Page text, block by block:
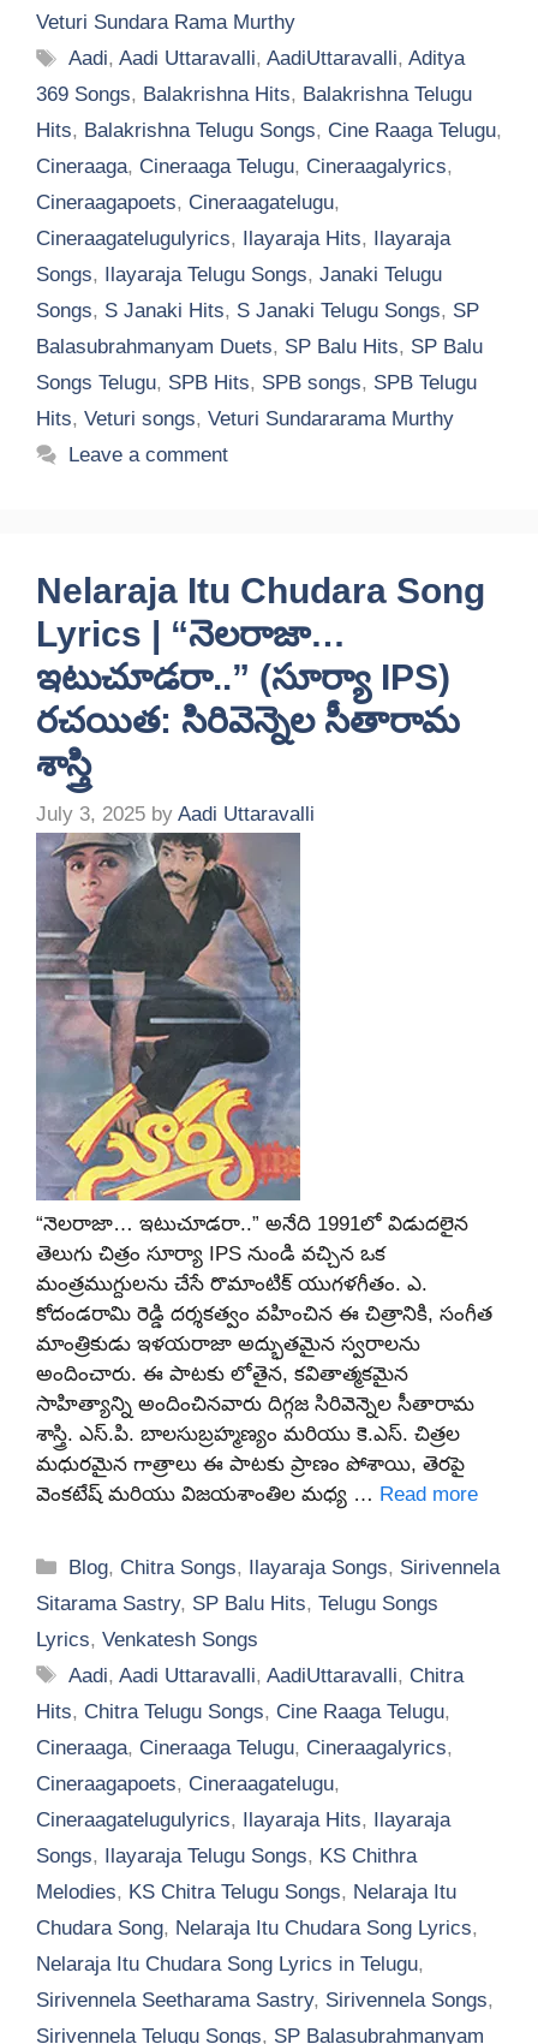
Veturi Sundara Rama Murthy
Tags
Aadi,Aadi Uttaravalli,AadiUttaravalli,Aditya
369 Songs, Balakrishna Hits, Balakrishna Telugu
Hits, Balakrishna Telugu Songs, Cine Raaga Telugu,
Cineraaga, Cineraaga Telugu, Cineraagalyrics,
Cineraagapoets, Cineraagatelugu,
Cineraagatelugulyrics, Ilayaraja Hits,
Ilayaraja
Songs, Ilayaraja Telugu Songs, Janaki Telugu
Songs, S Janaki Hits, S Janaki Telugu Songs, SP
Balasubrahmanyam Duets, SP Balu Hits, SP Balu
Songs Telugu, SPB Hits, SPB songs, SPB Telugu
Hits, Veturi songs, Veturi Sundararama Murthy
Leave a comment
Nelaraja Itu Chudara Song
Lyrics | “నెలరాజా…
ఇటుచూడరా..” (సూర్యా IPS)
రచయిత: సిరివెన్నెల సీతారామ
శాస్త్రి
July 3, 2025 by Aadi Uttaravalli
“నెలరాజా… ఇటుచూడరా..” అనేది 1991లో విడుదలైన
తెలుగు చిత్రం సూర్యా IPS నుండి వచ్చిన ఒక
మంత్రముగ్దులను చేసే రొమాంటిక్ యుగళగీతం. ఎ.
కోదండరామి రెడ్డి దర్శకత్వం వహించిన ఈ చిత్రానికి, సంగీత
మాంత్రికుడు ఇళయరాజా అద్భుతమైన స్వరాలను
అందించారు. ఈ పాటకు లోతైన, కవితాత్మకమైన
సాహిత్యాన్ని అందించినవారు దిగ్గజ సిరివెన్నెల సీతారామ
శాస్త్రి. ఎస్.పి. బాలసుబ్రహ్మణ్యం మరియు కె.ఎస్. చిత్రల
మధురమైన గాత్రాలు ఈ పాటకు ప్రాణం పోశాయి, తెరపై
వెంకటేష్ మరియు విజయశాంతిల మధ్య … Read more
Categories
Blog, Chitra Songs, Ilayaraja Songs, Sirivennela
Sitarama Sastry, SP Balu Hits, Telugu Songs
Lyrics, Venkatesh Songs
Tags
Aadi,Aadi Uttaravalli,AadiUttaravalli, Chitra
Hits, Chitra Telugu Songs, Cine Raaga Telugu,
Cineraaga, Cineraaga Telugu, Cineraagalyrics,
Cineraagapoets, Cineraagatelugu,
Cineraagatelugulyrics, Ilayaraja Hits, Ilayaraja
Songs, Ilayaraja Telugu Songs, KS Chithra
Melodies, KS Chitra Telugu Songs, Nelaraja Itu
Chudara Song, Nelaraja Itu Chudara Song Lyrics,
Nelaraja Itu Chudara Song Lyrics in Telugu,
Sirivennela Seetharama Sastry, Sirivennela Songs,
Sirivennela Telugu Songs, SP Balasubrahmanyam